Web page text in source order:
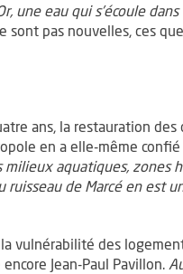
une eau qui s’écoule
sont pas nouvelles, ces
ans, la restauration des
en a elle-même
aquatiques, zones
de Marcé en est
vulnérabilité des
Jean-Paul Pavillon.